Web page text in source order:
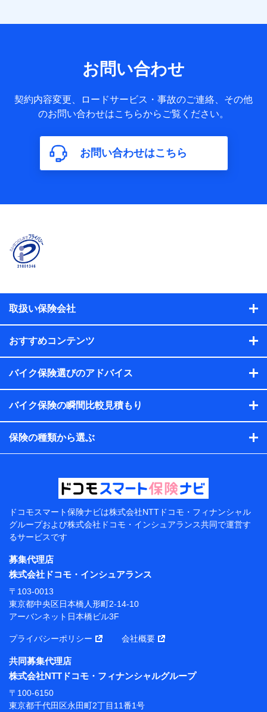
品の名称・購入場所・決済に関する情報、アンケートの回答
当社または株式会社NTTドコモ・フィナンシャルグループが
提供する保険関連サービスに関して取得し、又は保有する情
ー登録受付時に提供いただいた情報（氏名、住所、生年月
日、性別、保険契約者と被保険者の関係、保険加入の目的、
保険商品の内容、保険料、保険料のお支払方法、車のメーカ
ペットの種類や年齢など）及びお客様との応対記録（お客様
に提示した比較見積の試算結果情報、メールマガジンを提供
した際のメール内容や送信履歴の情報及び保険の更改案内等
を提供した際のメール内容や送信履歴などの情報）が含まれ
当社または株式会社NTTドコモ・フィナンシャルグループが
契約者と被保険者の関係、保険加入の目的、保険商品の内
容、保険料、保険料のお支払方法、車のメーカーや走行距離
などの情報、建物の構造や築年数などの情報、ペットの種類
【共同して利用する者の範囲】
当社
【利用目的】
提供する保険関連サービスにおけるユーザー登録受付および
取引のあるもしくは委託を受けている保険会社・提携会社の
会社のサービスを案内、提供するため
（各サービスで取得したサービス利用履歴、ウェブサイトの
閲覧履歴、購買履歴、ご契約内容等のパーソナルデータを分
析して、お客さまの趣味・嗜好・傾向に応じたサービス・商
品等に関するご提案や広告の配信等を行うことがありま
す。）
各種セミナーの開催のため
コンサルティングサービスの実施のため
アンケートやキャンペーン等の実施のため
上記に係る案内・手続き・管理等付帯業務を行うため
【当該個人データの管理について責任を有する者の名
称・住所・代表者名】
当該個人データを取り扱う各共同利用者（詳細は次のと
おり）
東京都千代田区永田町2丁目11番1号 山王パークタワー
株式会社NTTドコモ・フィナンシャルグループ 代表取
締役社長 廣井 孝史
お問い合わせ
契約内容変更、ロードサービス・事故のご連絡、その他
のお問い合わせはこちらからご覧ください。
お問い合わせはこちら
取扱い保険会社
おすすめコンテンツ
バイク保険選びのアドバイス
バイク保険の瞬間比較見積もり
保険の種類から選ぶ
ドコモスマート保険ナビは株式会社NTTドコモ・フィナンシャル
グループおよび株式会社ドコモ・インシュアランス共同で運営す
るサービスです
募集代理店
株式会社ドコモ・インシュアランス
〒103-0013
東京都中央区日本橋人形町2-14-10
アーバンネット日本橋ビル3F
プライバシーポリシー 会社概要
共同募集代理店
株式会社NTTドコモ・フィナンシャルグループ
〒100-6150
東京都千代田区永田町2丁目11番1号